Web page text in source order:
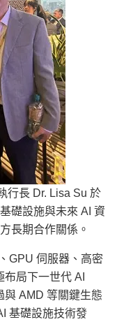
行長 Dr. Lisa Su 於
礎設施與未來 AI 資
長期合作關係。
GPU 伺服器、高密
局下一世代 AI
與 AMD 等關鍵生態
基礎設施技術發